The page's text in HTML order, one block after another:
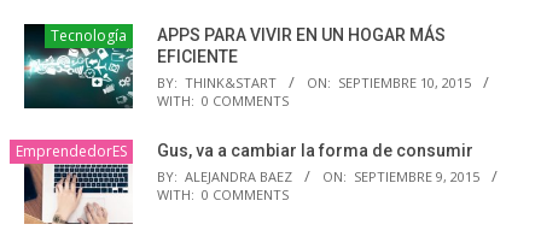
Tecnología
APPS PARA VIVIR EN UN HOGAR MÁS
EFICIENTE
BY: THINK&START ON: SEPTIEMBRE 10, 2015
WITH: 0 COMMENTS
EmprendedorES Gus, va a cambiar la forma de consumir
BY: ALEJANDRA BAEZ ON: SEPTIEMBRE 9, 2015
WITH: 0 COMMENTS